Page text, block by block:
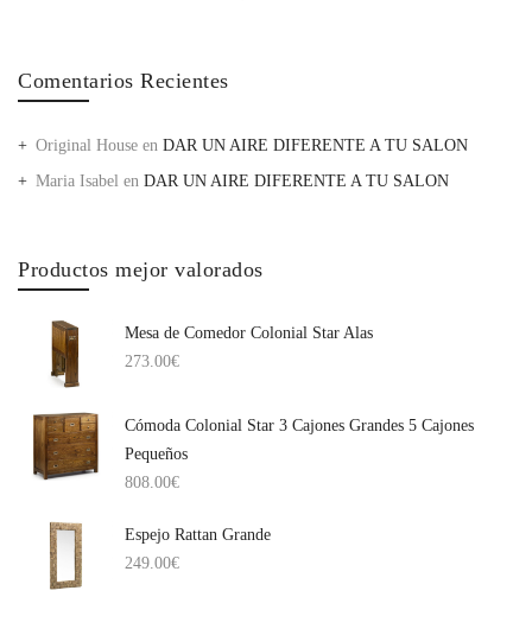
Comentarios Recientes
Original House en DAR UN AIRE DIFERENTE A TU SALON
Maria Isabel en DAR UN AIRE DIFERENTE A TU SALON
Productos mejor valorados
Mesa de Comedor Colonial Star Alas
273.00€
Cómoda Colonial Star 3 Cajones Grandes 5 Cajones
Pequeños
808.00€
Espejo Rattan Grande
249.00€